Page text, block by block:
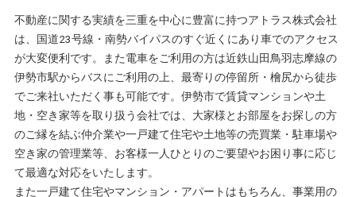
不動産に関する実績を三重を中心に豊富に持つアトラス株式会社
は、国道23号線・南勢バイパスのすぐ近くにあり車でのアクセス
が大変便利です。また電車をご利用の方は近鉄山田鳥羽志摩線の
伊勢市駅からバスにご利用の上、最寄りの停留所・檜尻から徒歩
でご来社いただく事も可能です。伊勢市で賃貸マンションや土
地・空き家等を取り扱う会社では、大家様とお部屋をお探しの方
のご縁を結ぶ仲介業や一戸建て住宅や土地等の売買業・駐車場や
空き家の管理業等、お客様一人ひとりのご要望やお困り事に応じ
て最適な対応をいたします。
また一戸建て住宅やマンション・アパートはもちろん、事業用の